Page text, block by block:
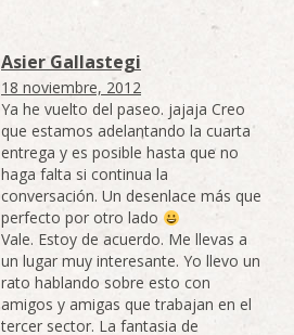
Asier Gallastegi
18 noviembre, 2012
Ya he vuelto del paseo. jajaja Creo
que estamos adelantando la cuarta
entrega y es posible hasta que no
haga falta si continua la
conversación. Un desenlace más que
perfecto por otro lado
Vale. Estoy de acuerdo. Me llevas a
un lugar muy interesante. Yo llevo un
rato hablando sobre esto con
amigos y amigas que trabajan en el
tercer sector. La fantasia de